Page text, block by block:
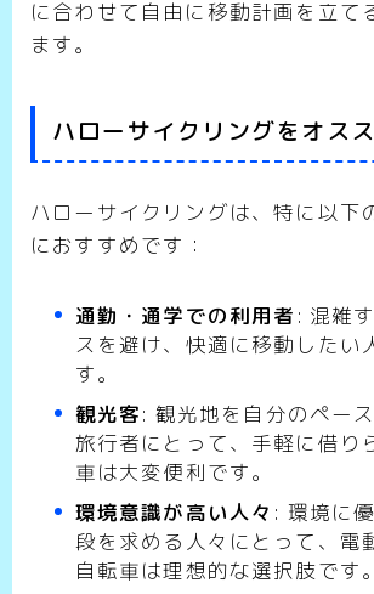
に合わせて自由に移動計画を立て
ます。
ハローサイクリングをオス
ハローサイクリングは、特に以下
におすすめです：
通勤・通学での利用者 : 混雑
スを避け、快適に移動したい
す。
観光客: 観光地を自分のペー
旅行者にとって、手軽に借り
車は大変便利です。
環境意識が高い人々 : 環境に
段を求める人々にとって、電
自転車は理想的な選択肢です。